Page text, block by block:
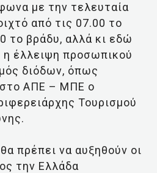
με την τελευταία
από τις 07.00 το
το βράδυ, αλλά κι εδώ
η έλλειψη προσωπικού
διόδων, όπως
στο ΑΠΕ – ΜΠΕ ο
Τουρισμού
πρέπει να αυξηθούν οι
την Ελλάδα